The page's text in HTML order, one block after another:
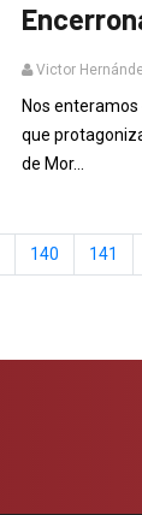
Victor
Nos
que
de Mor...
140 141